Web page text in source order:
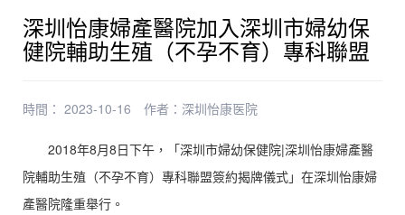
深圳怡康婦產醫院加入深圳市婦幼保
健院輔助生殖（不孕不育）專科聯盟
時間： 2023-10-16 作者： 深圳怡康医院
2018年8月8日下午，「深圳市婦幼保健院|深圳怡康婦產醫
院輔助生殖（不孕不育）專科聯盟簽約揭牌儀式」在深圳怡康婦
產醫院隆重舉行。